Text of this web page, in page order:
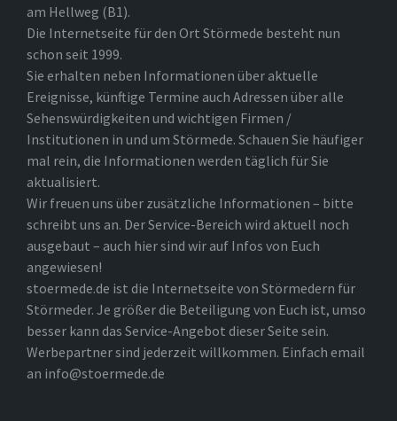
am Hellweg (B1).
Die Internetseite für den Ort Störmede besteht nun
schon seit 1999.
Sie erhalten neben Informationen über aktuelle
Ereignisse, künftige Termine auch Adressen über alle
Sehenswürdigkeiten und wichtigen Firmen /
Institutionen in und um Störmede. Schauen Sie häufiger
mal rein, die Informationen werden täglich für Sie
aktualisiert.
Wir freuen uns über zusätzliche Informationen – bitte
schreibt uns an. Der Service-Bereich wird aktuell noch
ausgebaut – auch hier sind wir auf Infos von Euch
angewiesen!
stoermede.de ist die Internetseite von Störmedern für
Störmeder. Je größer die Beteiligung von Euch ist, umso
besser kann das Service-Angebot dieser Seite sein.
Werbepartner sind jederzeit willkommen. Einfach email
an info@stoermede.de